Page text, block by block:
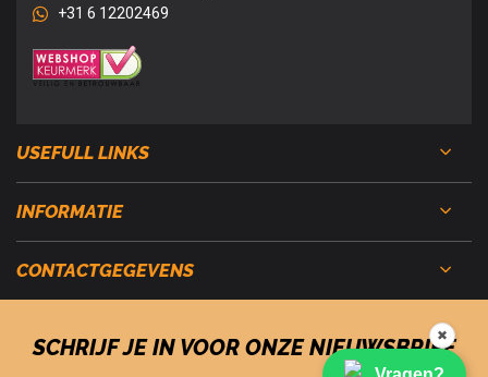
+31 6 12202469
USEFULL LINKS
INFORMATIE
CONTACTGEGEVENS
SCHRIJF JE IN VOOR ONZE NIEUWSBRIEF
✖